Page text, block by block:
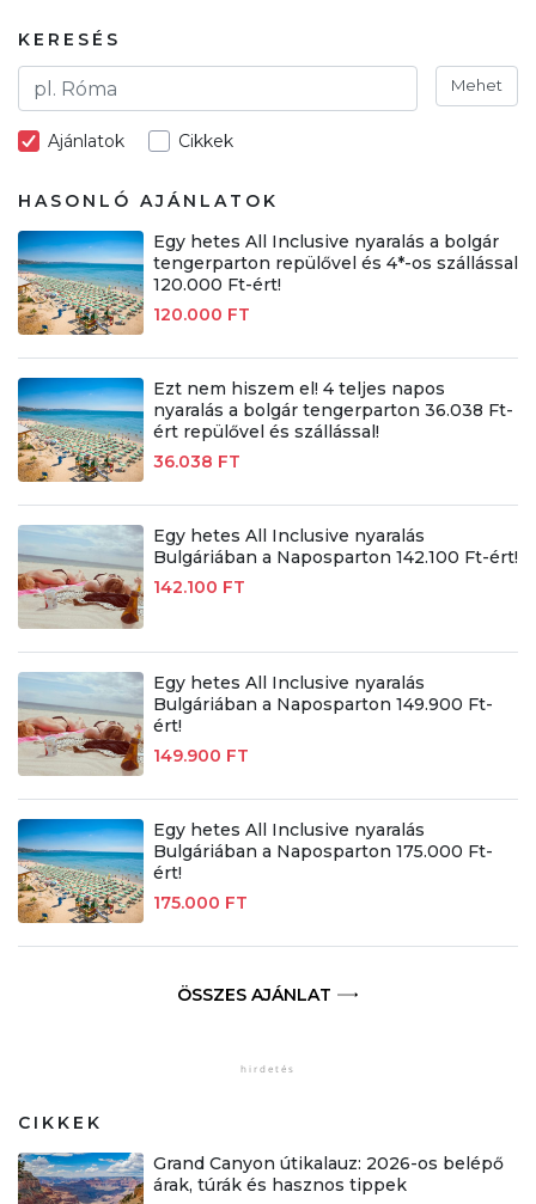
KERESÉS
Mehet
Ajánlatok Cikkek
HASONLÓ AJÁNLATOK
Egy hetes All Inclusive nyaralás a bolgár
tengerparton repülővel és 4*-os szállással
120.000 Ft-ért!
120.000 FT
Ezt nem hiszem el! 4 teljes napos
nyaralás a bolgár tengerparton 36.038 Ft-
ért repülővel és szállással!
36.038 FT
Egy hetes All Inclusive nyaralás
Bulgáriában a Naposparton 142.100 Ft-ért!
142.100 FT
Egy hetes All Inclusive nyaralás
Bulgáriában a Naposparton 149.900 Ft-
ért!
149.900 FT
Egy hetes All Inclusive nyaralás
Bulgáriában a Naposparton 175.000 Ft-
ért!
175.000 FT
ÖSSZES AJÁNLAT
CIKKEK
Grand Canyon útikalauz: 2026-os belépő
árak, túrák és hasznos tippek